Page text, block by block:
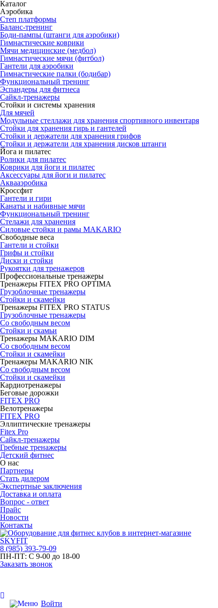
Каталог
Аэробика
Степ платформы
Баланс-тренинг
Боди-пампы (штанги для аэробики)
Гимнастические коврики
Мячи медицинские (медбол)
Гимнастические мячи (фитбол)
Гантели для аэробики
Гимнастические палки (бодибар)
Функциональный тренинг
Эспандеры для фитнеса
Сайкл-тренажеры
Стойки и системы хранения
Для мячей
Модульные стеллажи для хранения спортивного инвентаря
Стойки для хранения гирь и гантелей
Стойки и держатели для хранения грифов
Стойки и держатели для хранения дисков штанги
Йога и пилатес
Ролики для пилатес
Коврики для йоги и пилатес
Аксессуары для йоги и пилатес
Аквааэробика
Кроссфит
Гантели и гири
Канаты и набивные мячи
Функциональный тренинг
Стелажи для хранения
Силовые стойки и рамы MAKARIO
Свободные веса
Гантели и стойки
Грифы и стойки
Диски и стойки
Рукоятки для тренажеров
Профессиональные тренажеры
Тренажеры FITEX PRO OPTIMA
Грузоблочные тренажеры
Стойки и скамейки
Тренажеры FITEX PRO STATUS
Грузоблочные тренажеры
Со свободным весом
Стойки и скамьи
Тренажеры MAKARIO DIM
Со свободным весом
Стойки и скамейки
Тренажеры MAKARIO NIK
Со свободным весом
Стойки и скамейки
Кардиотренажеры
Беговые дорожки
FITEX PRO
Велотренажеры
FITEX PRO
Эллиптические тренажеры
Fitex Pro
Сайкл-тренажеры
Гребные тренажеры
Детский фитнес
О нас
Партнеры
Стать дилером
Экспертные заключения
Доставка и оплата
Вопрос - ответ
Прайс
Новости
Контакты
8 (985) 393-79-09
ПН-ПТ: С 9-00 до 18-00
Заказать звонок
Войти